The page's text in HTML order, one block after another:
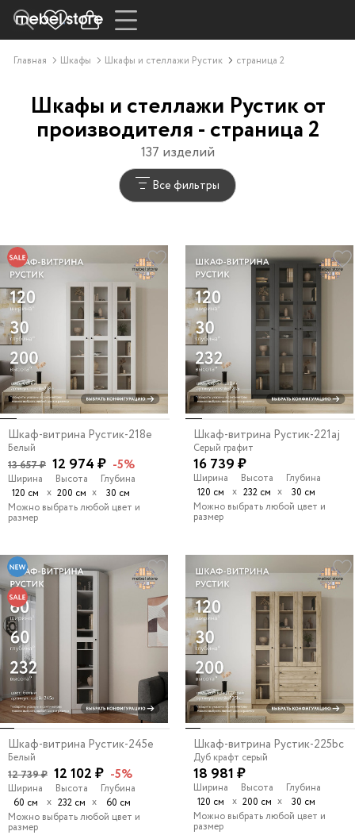
Главная Шкафы Шкафы и стеллажи Рустик страница 2
Шкафы и стеллажи Рустик от
производителя - страница 2
137 изделий
Все фильтры
Шкаф-витрина Рустик-218e
Белый
13 657 ₽ 12 974 ₽ -5%
Ширина
120 см
х
Высота
200 см х
Глубина
30 см
Можно выбрать любой цвет и
размер
Шкаф-витрина Рустик-221aj
Серый графит
16 739 ₽
Ширина
120 см
х
Высота
232 см х
Глубина
30 см
Можно выбрать любой цвет и
размер
Шкаф-витрина Рустик-245e
Белый
12 739 ₽ 12 102 ₽ -5%
Ширина
60 см
х
Высота
232 см х
Глубина
60 см
Можно выбрать любой цвет и
размер
Шкаф-витрина Рустик-225bc
Дуб крафт серый
18 981 ₽
Ширина
120 см
х
Высота
200 см х
Глубина
30 см
Можно выбрать любой цвет и
размер